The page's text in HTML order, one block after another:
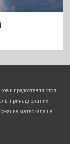
и предоставляются
принадлежат их
материала не